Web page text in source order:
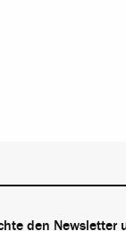
den Newsletter